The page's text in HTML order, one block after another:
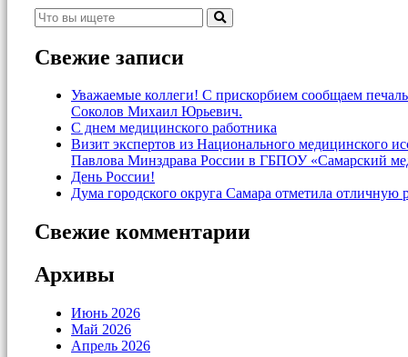
Свежие записи
Уважаемые коллеги! С прискорбием сообщаем
Соколов Михаил Юрьевич.
С днем медицинского работника
Визит экспертов из Национального
Павлова Минздрава России в ГБПОУ «Самарский
День России!
Дума городского округа Самара отметила
Свежие комментарии
Архивы
Июнь 2026
Май 2026
Апрель 2026